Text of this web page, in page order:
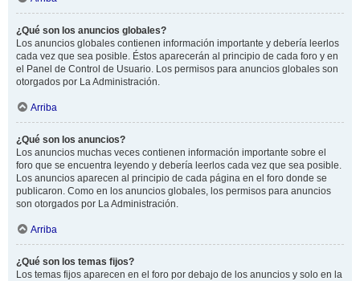
¿Qué son los anuncios globales?
Los anuncios globales contienen información importante y debería leerlos
cada vez que sea posible. Éstos aparecerán al principio de cada foro y en
el Panel de Control de Usuario. Los permisos para anuncios globales son
otorgados por La Administración.
Arriba
¿Qué son los anuncios?
Los anuncios muchas veces contienen información importante sobre el
foro que se encuentra leyendo y debería leerlos cada vez que sea posible.
Los anuncios aparecen al principio de cada página en el foro donde se
publicaron. Como en los anuncios globales, los permisos para anuncios
son otorgados por La Administración.
Arriba
¿Qué son los temas fijos?
Los temas fijos aparecen en el foro por debajo de los anuncios y solo en la